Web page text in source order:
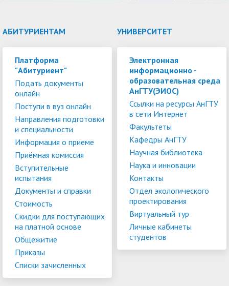
АБИТУРИЕНТАМ
Платформа
"Абитуриент"
Подать документы
онлайн
Поступи в вуз онлайн
Направления подготовки
и специальности
Информация о приеме
Приёмная комиссия
Вступительные
испытания
Документы и справки
Стоимость
Скидки для поступающих
на платной основе
Общежитие
Приказы
Списки зачисленных
УНИВЕРСИТЕТ
Электронная
информационно -
образовательная среда
АнГТУ(ЭИОС)
Ссылки на ресурсы АнГТУ
в сети Интернет
Факультеты
Кафедры АнГТУ
Научная библиотека
Наука и инновации
Контакты
Отдел экологического
проектирования
Виртуальный тур
Личные кабинеты
студентов